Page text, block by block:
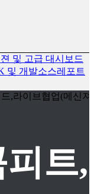
및 고급 대시보드
및 개발소스레포트
피트